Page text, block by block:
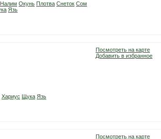
Налим Окунь Плотва Снеток Сом
Язь
Хариус Щука Язь
Посмотреть на карте
Добавить в избранное
Посмотреть на карте